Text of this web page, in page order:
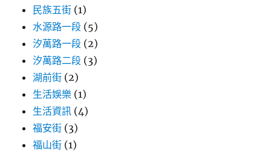
民族五街 (1)
水源路一段 (5)
汐萬路一段 (2)
汐萬路二段 (3)
湖前街 (2)
生活娛樂 (1)
生活資訊 (4)
福安街 (3)
福山街 (1)